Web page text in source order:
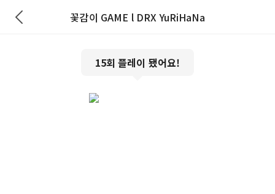
꽃감이 GAME l DRX YuRiHaNa
15회 플레이 됐어요!